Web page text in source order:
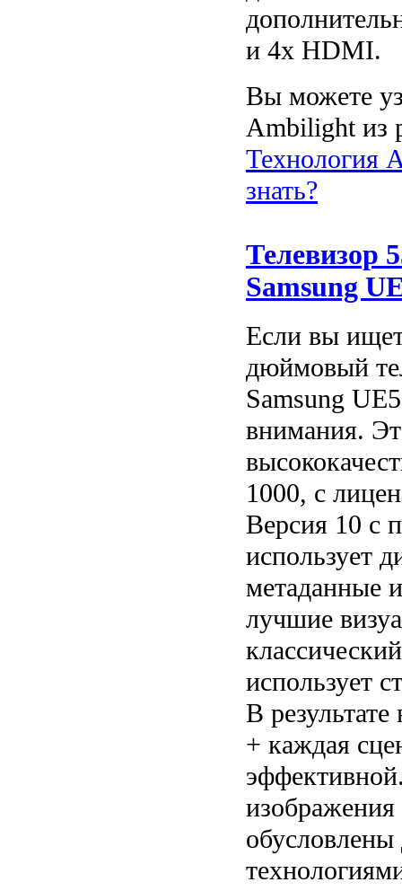
и 4x HDMI.
Вы можете
Ambilight из
Технология
знать?
Телевизор
Samsung
Если вы
дюймовый
Samsung
внимания.
1000, с
Версия 10 с
использует
метаданные
лучшие
использует
В
+ каждая
изображения